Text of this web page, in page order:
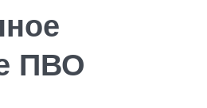
ПВО